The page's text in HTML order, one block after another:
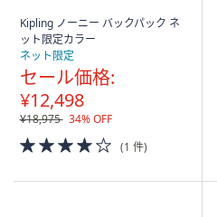
Kipling ノーニー バックパック ネ
ット限定カラー
ネット限定
セール価格:
¥12,498
¥18,975 34% OFF
4.0
of
(1 件)